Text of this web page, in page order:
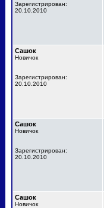
Зарегистрирован:
20.10.2010
Сашок
Новичок
Зарегистрирован:
20.10.2010
Сашок
Новичок
Зарегистрирован:
20.10.2010
Сашок
Новичок